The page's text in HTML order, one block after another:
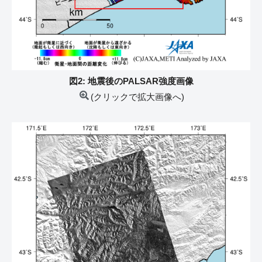
図2: 地震後のPALSAR強度画像
(クリックで拡大画像へ)